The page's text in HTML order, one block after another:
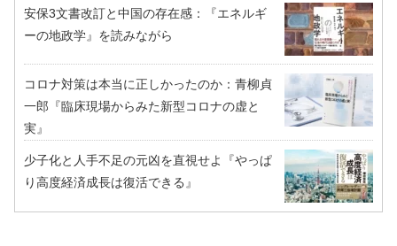
安保3文書改訂と中国の存在感：『エネルギ
ーの地政学』を読みながら
コロナ対策は本当に正しかったのか：青柳貞
一郎『臨床現場からみた新型コロナの虚と
実』
少子化と人手不足の元凶を直視せよ『やっぱ
り高度経済成長は復活できる』